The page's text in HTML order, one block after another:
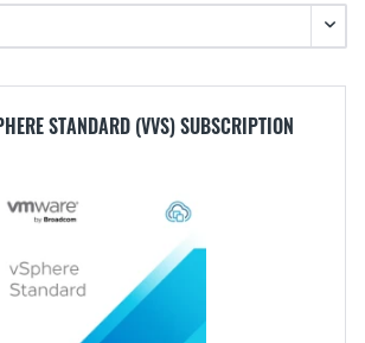
STANDARD (VVS) SUBSCRIPTION